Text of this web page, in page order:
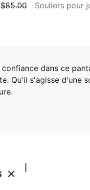
Souliers pour
dans ce
Qu'il s'agisse d'une